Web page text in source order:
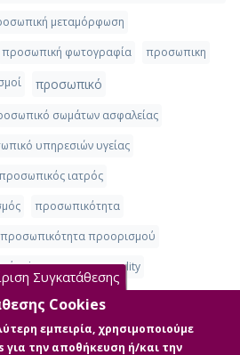
μεταμόρφωση
προσωπική φωτογραφία
προσωπικη
προσωπικό
σωμάτων ασφαλείας
υπηρεσιών υγείας
ιατρός
προσωπικότητα
προσωπικότητα προορισμού
- destination personality
κατάθλιψη, θεωρίες
Συγκατάθεσης
Cookies
εμπειρία, χρησιμοποιούμε
για την αποθήκευση ή/και την